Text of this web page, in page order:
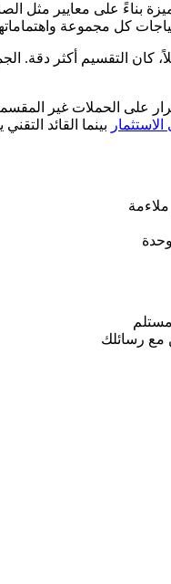
بناءً على معايير
كل مجموعة
كان التقسيم أكثر
بينما القائد
مع رسائلك